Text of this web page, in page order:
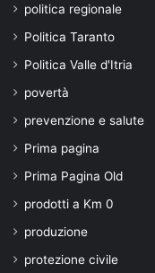
politica regionale
Politica Taranto
Politica Valle d'Itria
povertà
prevenzione e salute
Prima pagina
Prima Pagina Old
prodotti a Km 0
produzione
protezione civile